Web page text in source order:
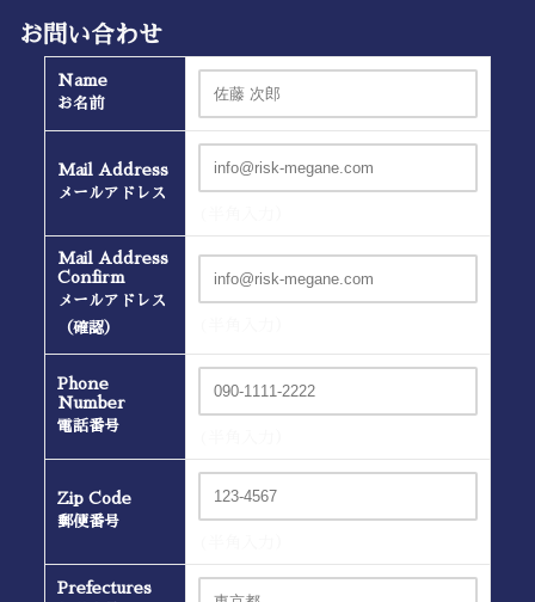
お問い合わせ
Name
お名前
Mail Address
メールアドレス
Mail Address
Confirm
メールアドレス
（確認）
Phone
Number
電話番号
Zip Code
郵便番号
Prefectures